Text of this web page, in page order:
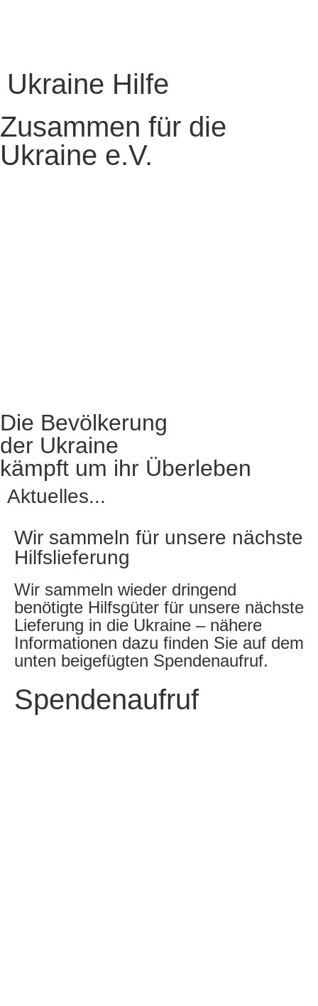
Ukraine Hilfe
Zusammen für die
Ukraine e.V.
Die Bevölkerung
der Ukraine
kämpft um ihr Überleben
Aktuelles...
Wir sammeln für unsere nächste
Hilfslieferung
Wir sammeln wieder dringend
benötigte Hilfsgüter für unsere nächste
Lieferung in die Ukraine – nähere
Informationen dazu finden Sie auf dem
unten beigefügten Spendenaufruf.
Spendenaufruf